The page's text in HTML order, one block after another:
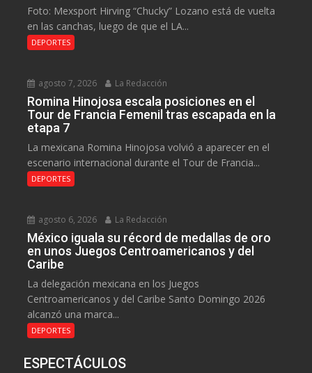
Foto: Mexsport Hirving “Chucky” Lozano está de vuelta
en las canchas, luego de que el LA...
DEPORTES
agosto 7, 2026 La Redacción
Romina Hinojosa escala posiciones en el
Tour de Francia Femenil tras escapada en la
etapa 7
La mexicana Romina Hinojosa volvió a aparecer en el
escenario internacional durante el Tour de Francia...
DEPORTES
agosto 6, 2026 La Redacción
México iguala su récord de medallas de oro
en unos Juegos Centroamericanos y del
Caribe
La delegación mexicana en los Juegos
Centroamericanos y del Caribe Santo Domingo 2026
alcanzó una marca...
DEPORTES
ESPECTÁCULOS